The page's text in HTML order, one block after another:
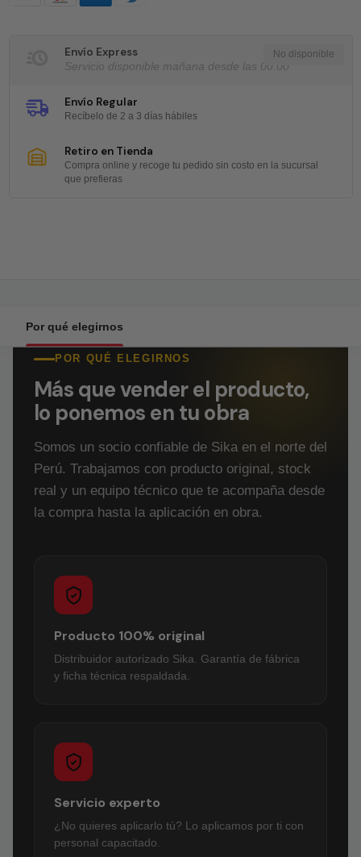
Envío Express
Servicio disponible mañana desde las 00:00
Envío Regular
Recíbelo de 2 a 3 días hábiles
Retiro en Tienda
Compra online y recoge tu pedido sin costo en la sucursal
que prefieras
Por qué elegirnos
POR QUÉ ELEGIRNOS
Más que vender el producto,
lo ponemos en tu obra
Somos un socio confiable de Sika en el norte del
Perú. Trabajamos con producto original, stock
real y un equipo técnico que te acompaña desde
la compra hasta la aplicación en obra.
Producto 100% original
Distribuidor autorizado Sika. Garantía de fábrica
y ficha técnica respaldada.
Servicio experto
¿No quieres aplicarlo tú? Lo aplicamos por ti con
personal capacitado.